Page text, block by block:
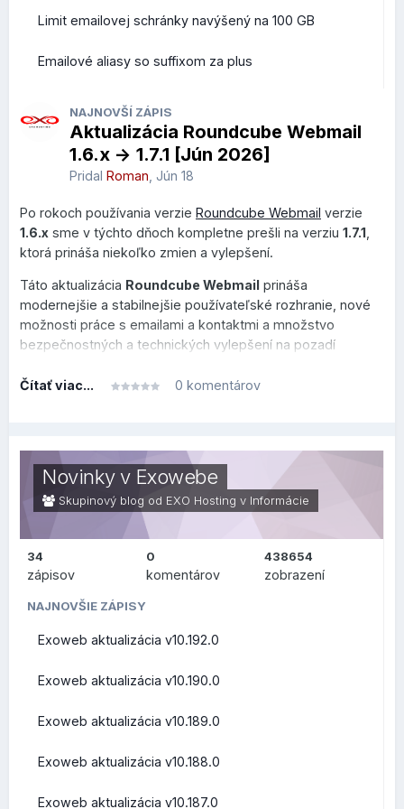
Limit emailovej schránky navýšený na 100 GB
Emailové aliasy so suffixom za plus
NAJNOVŠÍ ZÁPIS
Aktualizácia Roundcube Webmail
1.6.x -> 1.7.1 [Jún 2026]
Pridal Roman Jún 18
Po rokoch používania verzie Roundcube Webmail verzie
1.6.x sme v týchto dňoch kompletne prešli na verziu 1.7.1
ktorá prináša niekoľko zmien a vylepšení.
Táto aktualizácia Roundcube Webmail prináša
modernejšie a stabilnejšie používateľské rozhranie, nové
možnosti práce s emailami a kontaktmi a množstvo
bezpečnostných a technických vylepšení na pozadí
oblasti IT), v druhej sekcii je prehľad, čo sa zmenilo na
bežnej používateľskej úrovni.
ZMENY PRE
POUŽÍVATEĽOV (FRONT-
END)
Roundcube Webmail
Čítať viac... 0 komentárov
Novinky v Exowebe
Skupinový blog od EXO Hosting v Informácie
34
zápisov
0
komentárov
438654
zobrazení
NAJNOVŠIE ZÁPISY
Exoweb aktualizácia v10.192.0
Exoweb aktualizácia v10.190.0
Exoweb aktualizácia v10.189.0
Exoweb aktualizácia v10.188.0
Exoweb aktualizácia v10.187.0